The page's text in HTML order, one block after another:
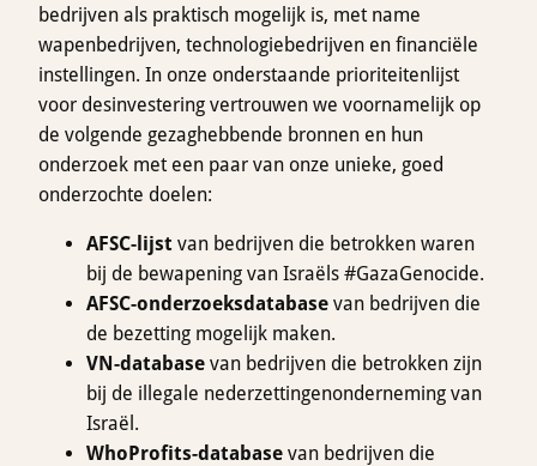
bedrijven als praktisch mogelijk is, met name
wapenbedrijven, technologiebedrijven en financiële
instellingen. In onze onderstaande prioriteitenlijst
voor desinvestering vertrouwen we voornamelijk op
de volgende gezaghebbende bronnen en hun
onderzoek met een paar van onze unieke, goed
onderzochte doelen:
AFSC-lijst van bedrijven die betrokken waren
bij de bewapening van Israëls #GazaGenocide.
AFSC-onderzoeksdatabase van bedrijven die
de bezetting mogelijk maken.
VN-database van bedrijven die betrokken zijn
bij de illegale nederzettingenonderneming van
Israël.
WhoProfits-database van bedrijven die